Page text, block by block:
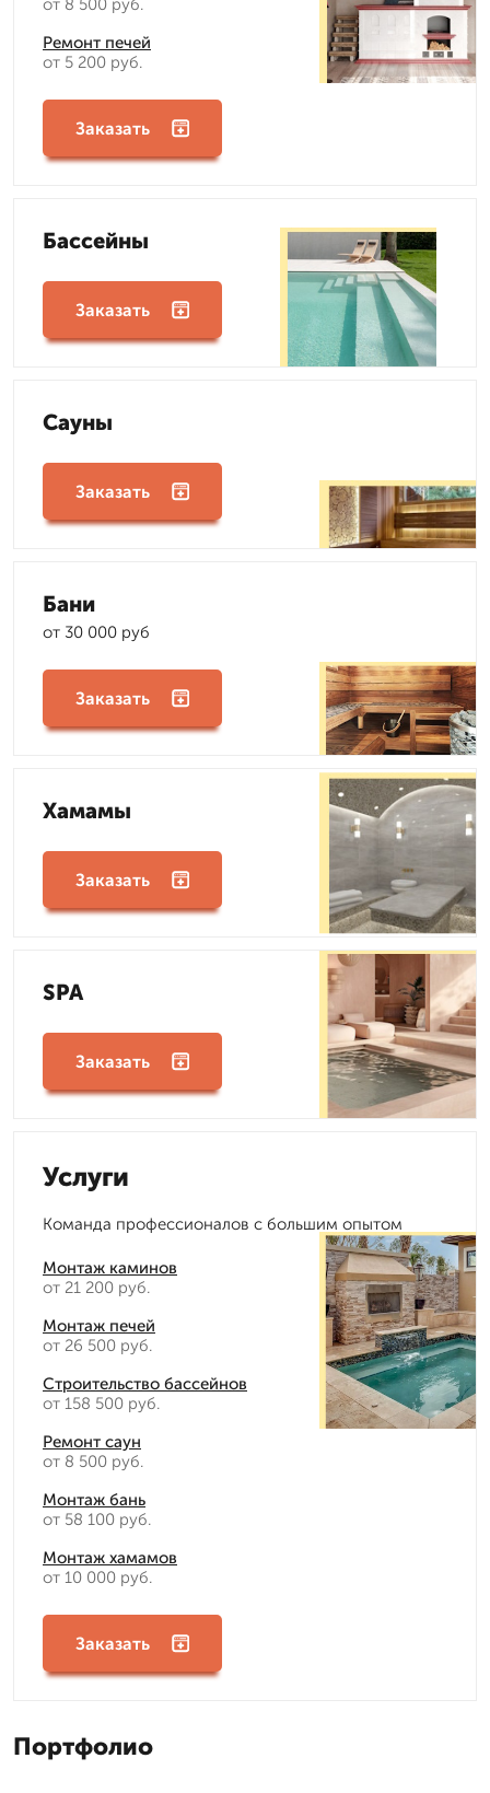
от 8 500 руб.
Ремонт печей
от 5 200 руб.
Заказать
Бассейны
Заказать
Сауны
Заказать
Бани
от 30 000 руб
Заказать
Хамамы
Заказать
SPA
Заказать
Услуги
Команда профессионалов с большим опытом
Монтаж каминов
от 21 200 руб.
Монтаж печей
от 26 500 руб.
Строительство бассейнов
от 158 500 руб.
Ремонт саун
от 8 500 руб.
Монтаж бань
от 58 100 руб.
Монтаж хамамов
от 10 000 руб.
Заказать
Портфолио